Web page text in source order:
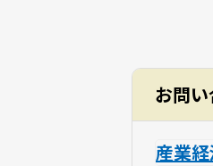
お問
産業